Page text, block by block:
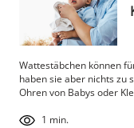
Wattestäbchen können
haben sie aber nichts zu
Ohren von Babys oder
1 min.